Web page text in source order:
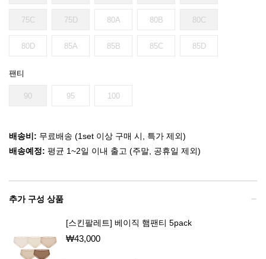
75C 75D 80A 80B 80C
80D 85A 85B 85C 85D
팬티
90 95 100
배송비: 무료배송 (1set 이상 구매 시, 특가 제외)
배송예정: 평균 1~2일 이내 출고 (주말, 공휴일 제외)
추가 구성 상품
[스킨팔레트] 베이직 햄팬티 5pack
₩43,000